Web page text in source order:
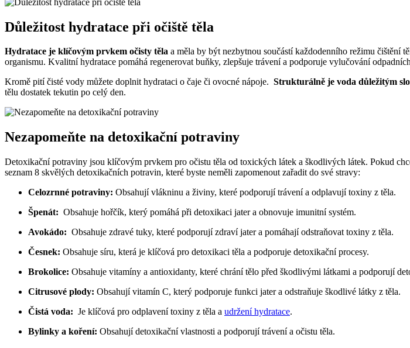
Důležitost hydratace při očiště⁤ těla
Hydratace je klíčovým prvkem očisty‌ těla a ⁣měla by být⁣ nezbytnou součástí každodenního režimu čištění
⁤organismu. Kvalitní hydratace pomáhá regenerovat‌ buňky, zlepšuje trávení a podporuje vylučování
Kromě​ pití čisté vody můžete‌ doplnit hydrataci o čaje či ‌ovocné‍ nápoje. ⁤ Strukturálně je voda důležitým
tělu dostatek tekutin po celý den.
Nezapomeňte⁢ na ⁤detoxikační⁣ potraviny
Detoxikační potraviny⁤ jsou ​klíčovým prvkem⁣ pro⁤ očistu těla od toxických látek ⁢a škodlivých látek. ​Pokud
seznam 8 skvělých detoxikačních potravin, které ⁤byste neměli​ zapomenout zařadit‍ do své stravy:
Celozrnné potraviny: Obsahují vlákninu a živiny, které podporují trávení‌ a odplavují toxiny z těla.
Špenát: ‍ Obsahuje hořčík, který pomáhá při detoxikaci jater a obnovuje imunitní⁢ systém.
Avokádo: ​ Obsahuje zdravé‌ tuky, které ⁤podporují zdraví jater a pomáhají ⁤odstraňovat toxiny z ‌těla.
Česnek: Obsahuje síru, která je klíčová pro detoxikaci těla a⁢ podporuje⁢ detoxikační⁢ procesy.
Brokolice: ⁣Obsahuje vitamíny a antioxidanty, které chrání tělo před ⁣škodlivými látkami a podporují
Citrusové plody: Obsahují vitamín ⁤C, ⁢který podporuje ⁤funkci jater a odstraňuje škodlivé látky⁢ z těla.
Čistá voda: ⁢ Je klíčová pro odplavení toxiny z těla a udržení hydratace.
Bylinky ‌a ⁢koření: Obsahují detoxikační vlastnosti a podporují trávení a očistu těla.